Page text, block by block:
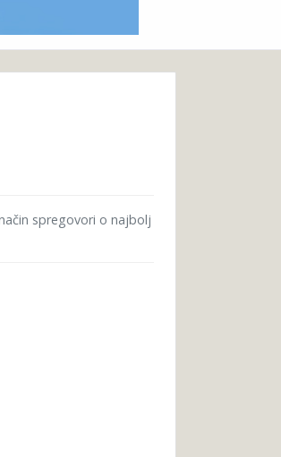
spregovori o najbolj